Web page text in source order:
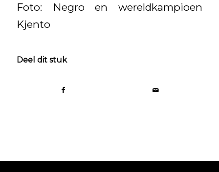
Foto: Negro en wereldkampioen
Kjento
Deel dit stuk